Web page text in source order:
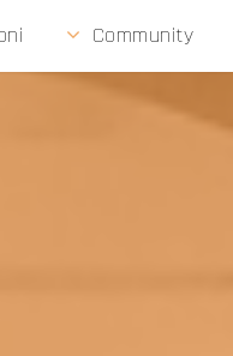
Community